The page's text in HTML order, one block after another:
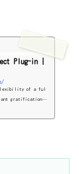
Plug-in |
flexibility of a ful
gratification t